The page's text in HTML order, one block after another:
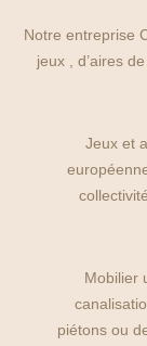
Notre entreprise
jeux , d’aires
Jeux et
Mobilier
piétons ou